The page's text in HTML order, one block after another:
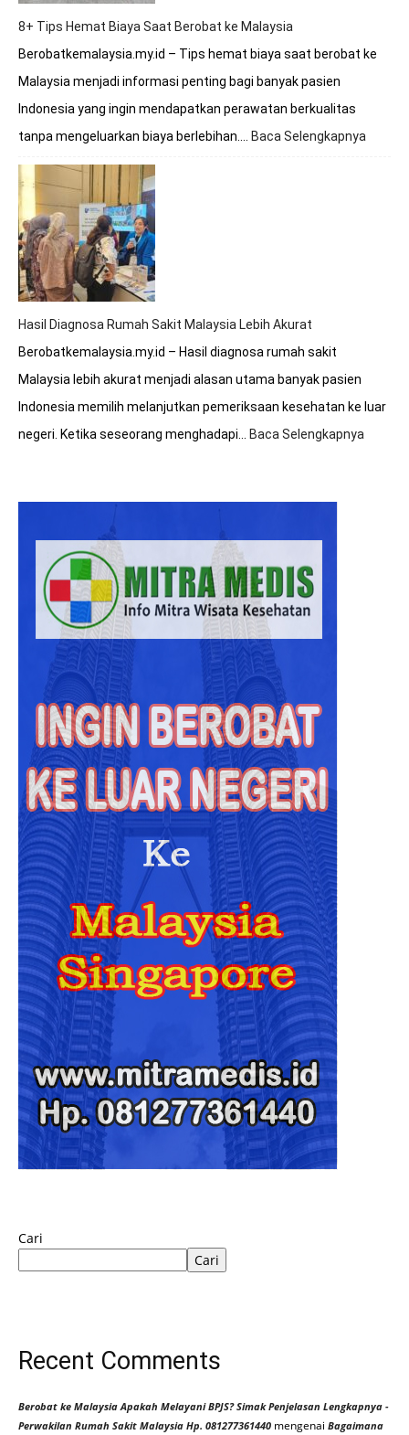
8+ Tips Hemat Biaya Saat Berobat ke Malaysia
Berobatkemalaysia.my.id – Tips hemat biaya saat berobat ke
Malaysia menjadi informasi penting bagi banyak pasien
Indonesia yang ingin mendapatkan perawatan berkualitas
tanpa mengeluarkan biaya berlebihan.… Baca Selengkapnya
Hasil Diagnosa Rumah Sakit Malaysia Lebih Akurat
Berobatkemalaysia.my.id – Hasil diagnosa rumah sakit
Malaysia lebih akurat menjadi alasan utama banyak pasien
Indonesia memilih melanjutkan pemeriksaan kesehatan ke luar
negeri. Ketika seseorang menghadapi… Baca Selengkapnya
Cari
Cari
Recent Comments
Berobat ke Malaysia Apakah Melayani BPJS? Simak Penjelasan Lengkapnya -
Perwakilan Rumah Sakit Malaysia Hp. 081277361440 mengenai Bagaimana